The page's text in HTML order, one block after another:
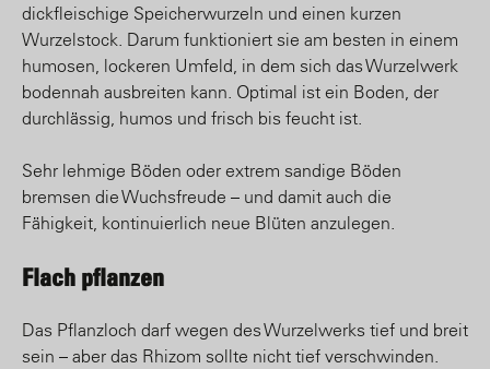
dickfleischige Speicherwurzeln und einen kurzen
Wurzelstock. Darum funktioniert sie am besten in einem
humosen, lockeren Umfeld, in dem sich das Wurzelwerk
bodennah ausbreiten kann. Optimal ist ein Boden, der
durchlässig, humos und frisch bis feucht ist.
Sehr lehmige Böden oder extrem sandige Böden
bremsen die Wuchsfreude – und damit auch die
Fähigkeit, kontinuierlich neue Blüten anzulegen.
Flach pflanzen
Das Pflanzloch darf wegen des Wurzelwerks tief und breit
sein – aber das Rhizom sollte nicht tief verschwinden.